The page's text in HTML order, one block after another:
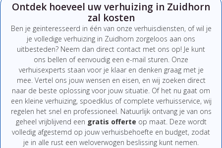
Ontdek hoeveel uw verhuizing in Zuidhorn
zal kosten
Ben je geïnteresseerd in één van onze verhuisdiensten, ofwil je
je volledige verhuizing in Zuidhorn zorgeloos aan ons
uitbesteden? Neem dan direct contact met ons op! Je kunt
ons bellen of eenvoudig een e-mail sturen. Onze
verhuisexperts staan voor je klaar en denken graag met je
mee. Vertel ons jouw wensen en eisen, en wij zoeken direct
naar de beste oplossing voor jouw situatie. Of het nu gaat om
een kleine verhuizing, spoedklus of complete verhuisservice, wij
regelen het snel en professioneel. Natuurlijk ontvang je van ons
geheel vrijblijvend een gratis offerte op maat. Deze wordt
volledig afgestemd op jouw verhuisbehoefte en budget, zodat
je in alle rust een weloverwogen beslissing kunt nemen.